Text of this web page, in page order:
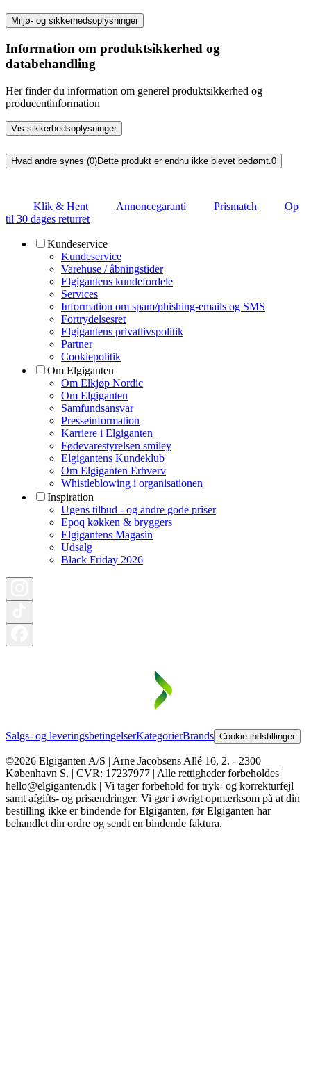
Miljø- og sikkerhedsoplysninger
Information om produktsikkerhed og
databehandling
Her finder du information om generel produktsikkerhed og
producentinformation
Vis sikkerhedsoplysninger
Hvad andre synes (0)Dette produkt er endnu ikke blevet bedømt.0
Klik & Hent Annoncegaranti Prismatch
Op
til 30 dages returret
Kundeservice
Kundeservice
Varehuse / åbningstider
Elgigantens kundefordele
Services
Information om spam/phishing-emails og SMS
Fortrydelsesret
Elgigantens privatlivspolitik
Partner
Cookiepolitik
Om Elgiganten
Om Elkjøp Nordic
Om Elgiganten
Samfundsansvar
Presseinformation
Karriere i Elgiganten
Fødevarestyrelsen smiley
Elgigantens Kundeklub
Om Elgiganten Erhverv
Whistleblowing i organisationen
Inspiration
Ugens tilbud - og andre gode priser
Epoq køkken & bryggers
Elgigantens Magasin
Udsalg
Black Friday 2026
Salgs- og leveringsbetingelserKategorierBrands Cookie indstillinger
©2026 Elgiganten A/S | Arne Jacobsens Allé 16, 2. - 2300
København S. | CVR: 17237977 | Alle rettigheder forbeholdes |
hello@elgiganten.dk | Vi tager forbehold for tryk- og korrekturfejl
samt afgifts- og prisændringer. Vi gør i øvrigt opmærksom på at din
bestilling ikke er bindende for Elgiganten, før Elgiganten har
behandlet din ordre og sendt en bindende faktura.